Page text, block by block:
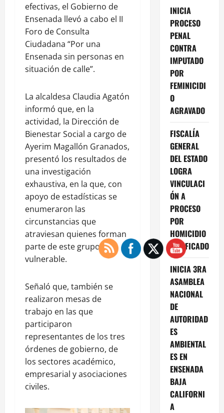
efectivas, el Gobierno de
Ensenada llevó a cabo el II
Foro de Consulta
Ciudadana “Por una
Ensenada sin personas en
situación de calle”.
La alcaldesa Claudia Agatón
informó que, en la
actividad, la Dirección de
Bienestar Social a cargo de
Ayerim Magallón Granados,
presentó los resultados de
una investigación
exhaustiva, en la que, con
apoyo de estadísticas se
enumeraron las
circunstancias que
atraviesan quienes forman
parte de este grupo
vulnerable.
Señaló que, también se
realizaron mesas de
trabajo en las que
participaron
representantes de los tres
órdenes de gobierno, de
los sectores académico,
empresarial y asociaciones
civiles.
INICIA
PROCESO
PENAL
CONTRA
IMPUTADO
POR
FEMINICIDI
O
AGRAVADO
FISCALÍA
GENERAL
DEL ESTADO
LOGRA
VINCULACI
ÓN A
PROCESO
POR
HOMICIDIO
CALIFICADO
INICIA 3RA
ASAMBLEA
NACIONAL
DE
AUTORIDAD
ES
AMBIENTAL
ES EN
ENSENADA
BAJA
CALIFORNI
A